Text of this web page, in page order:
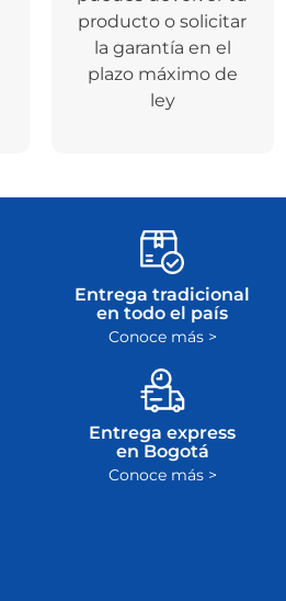
producto o solicitar
la garantía en el
plazo máximo de
ley
Entrega tradicional
en todo el país
Conoce más >
Entrega express
en Bogotá
Conoce más >